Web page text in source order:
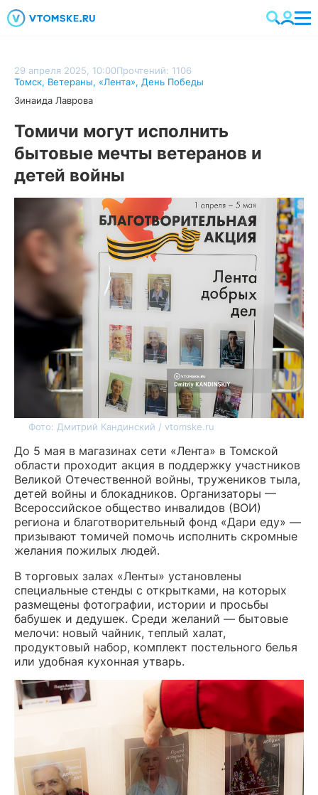
29 апреля 2025, 10:00Прочтений: 1106
Томск, Ветераны, «Лента», День Победы
Зинаида Лаврова
Томичи могут исполнить
бытовые мечты ветеранов и
детей войны
Фото: Дмитрий Кандинский / vtomske.ru
До 5 мая в магазинах сети «Лента» в Томской
области проходит акция в поддержку участников
Великой Отечественной войны, тружеников тыла,
детей войны и блокадников. Организаторы —
Всероссийское общество инвалидов (ВОИ)
региона и благотворительный фонд «Дари еду» —
призывают томичей помочь исполнить скромные
желания пожилых людей.
В торговых залах «Ленты» установлены
специальные стенды с открытками, на которых
размещены фотографии, истории и просьбы
бабушек и дедушек. Среди желаний — бытовые
мелочи: новый чайник, теплый халат,
продуктовый набор, комплект постельного белья
или удобная кухонная утварь.